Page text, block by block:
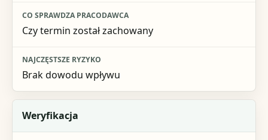
Czy termin został zachowany
Brak dowodu wpływu
Weryfikacja